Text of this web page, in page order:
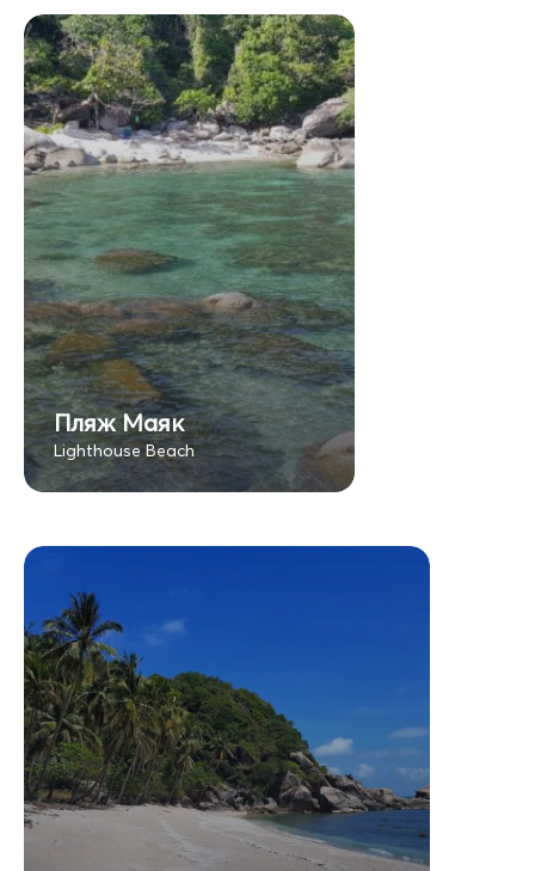
Пляж Маяк
Lighthouse Beach